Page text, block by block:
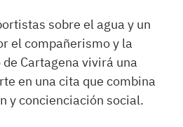
sobre el agua y un
el compañerismo y la
Cartagena vivirá una
en una cita que combina
y concienciación social.